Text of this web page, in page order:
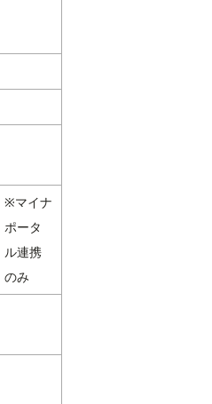
※マイナ
ポータ
ル連携
のみ